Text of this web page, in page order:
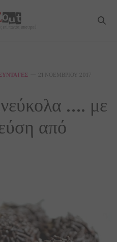
21 ΝΟΕΜΒΡΊΟΥ 2017
…. με
από